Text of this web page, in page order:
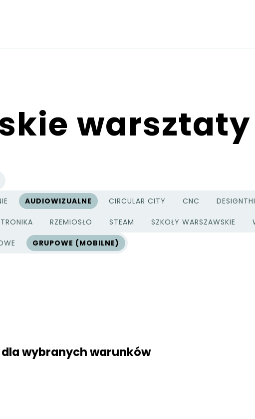
AUDIOWIZUALNE CIRCULAR CITY CNC
RZEMIOSŁO STEAM SZKOŁY WARSZAWSKIE
GRUPOWE (MOBILNE)
wybranych warunków